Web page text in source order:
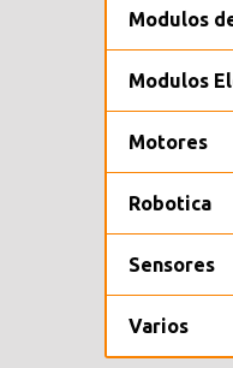
Modulos
Modulos
Motores
Robotica
Sensores
Varios